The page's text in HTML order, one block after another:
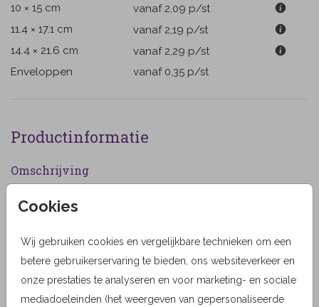
Cookies
Wij gebruiken cookies en vergelijkbare technieken om een
betere gebruikerservaring te bieden, ons websiteverkeer en
onze prestaties te analyseren en voor marketing- en sociale
mediadoeleinden (het weergeven van gepersonaliseerde
10 × 15 cm
vanaf 2,09 p/st
11.4 × 17.1 cm
vanaf 2,19 p/st
14.4 × 21.6 cm
vanaf 2,29 p/st
Enveloppen
vanaf 0,35 p/st
Productinformatie
Omschrijving
ruimte voor het plaatsen van een eigen foto. (999999)
Designer
Alma Langerak
Collectie